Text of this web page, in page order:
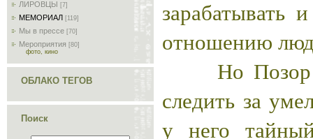
ЛИРОВЦЫ [7]
МЕМОРИАЛ [119]
Мы в прессе [70]
Мероприятия [80]
фото, кино
ОБЛАКО ТЕГОВ
Поиск
зарабатывать
отношению
Но Позор
следить за
у него